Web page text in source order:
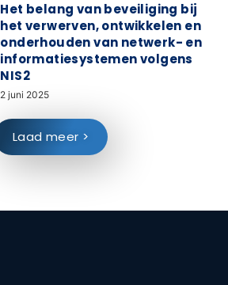
Het belang van beveiliging bij
het verwerven, ontwikkelen en
onderhouden van netwerk- en
informatiesystemen volgens
NIS2
2 juni 2025
Laad meer >